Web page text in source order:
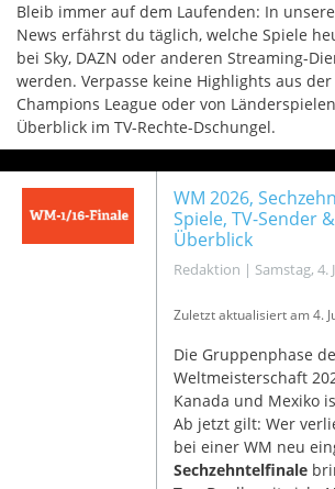
Bleib immer auf dem Laufenden: In
News erfährst du täglich, welche Spiele
bei Sky, DAZN oder anderen Streaming-
werden. Verpasse keine Highlights aus
Champions League oder von
Überblick im TV-Rechte-Dschungel.
WM 2026,
Spiele, TV-Sender
Überblick
Redaktion | Samstag, 4.
Zuletzt aktualisiert am 4.
Die Gruppenphase
Weltmeisterschaft
Kanada und Mexiko
Ab jetzt gilt: Wer
bei einer WM neu
Sechzehntelfinale